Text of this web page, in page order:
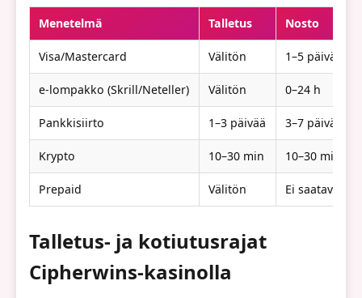
Menetelmä Talletus Nosto
Visa/Mastercard Välitön 1–5 päivää
e-lompakko (Skrill/Neteller) Välitön 0–24 h
Pankkisiirto 1–3 päivää 3–7 päivää
Krypto 10–30 min 10–30 min
Prepaid Välitön Ei saatavilla
Talletus- ja kotiutusrajat
Cipherwins-kasinolla